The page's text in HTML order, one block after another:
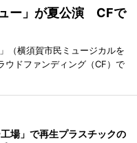
ー」が夏公演 CFで
（横須賀市民ミュージカルを
ウドファンディング（CF）で
場」で再生プラスチックの